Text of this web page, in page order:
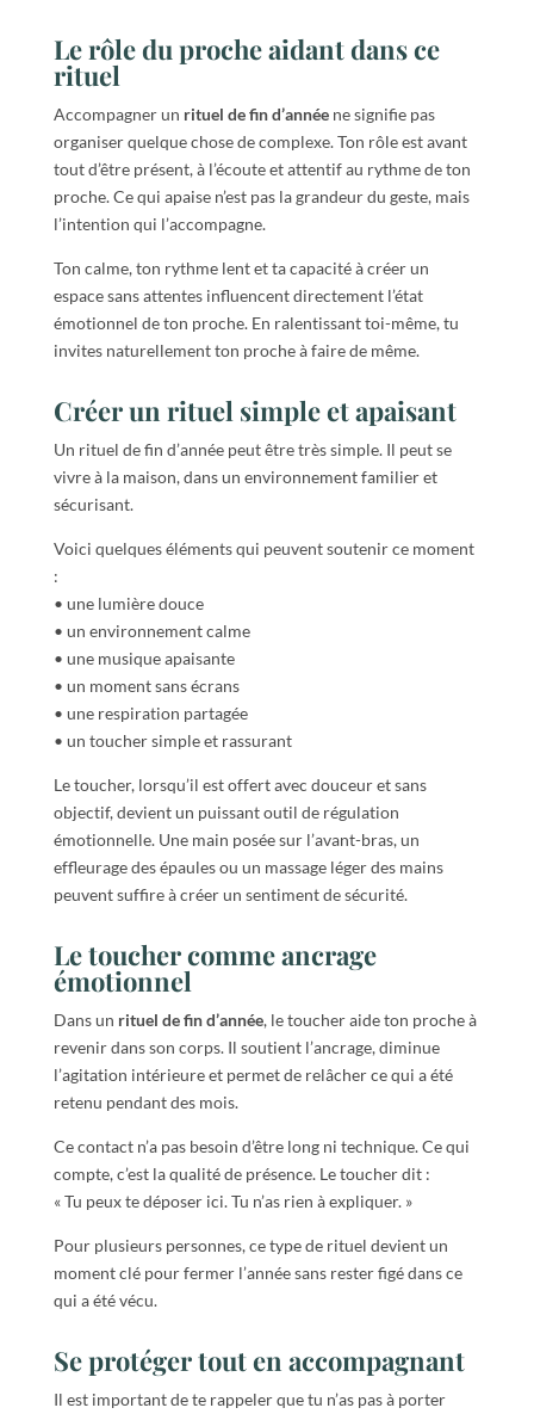
Le rôle du proche aidant dans ce
rituel
Accompagner un rituel de fin d’annéene signifie pas
organiser quelque chose de complexe. Ton rôle est avant
tout d’être présent, à l’écoute et attentif au rythme de ton
proche. Ce qui apaise n’est pas la grandeur du geste, mais
l’intention qui l’accompagne.
Ton calme, ton rythme lent et ta capacité à créer un
espace sans attentes influencent directement l’état
émotionnel de ton proche. En ralentissant toi-même, tu
invites naturellement ton proche à faire de même.
Créer un rituel simple et apaisant
Un rituel de fin d’année peut être très simple. Il peut se
vivre à la maison, dans un environnement familier et
sécurisant.
Voici quelques éléments qui peuvent soutenir ce moment
:
• une lumière douce
• un environnement calme
• une musique apaisante
• un moment sans écrans
• une respiration partagée
• un toucher simple et rassurant
Le toucher, lorsqu’il est offert avec douceur et sans
objectif, devient un puissant outil de régulation
émotionnelle. Une main posée sur l’avant-bras, un
effleurage des épaules ou un massage léger des mains
peuvent suffire à créer un sentiment de sécurité.
Le toucher comme ancrage
émotionnel
Dans un rituel de fin d’année, le toucher aide ton proche à
revenir dans son corps. Il soutient l’ancrage, diminue
l’agitation intérieure et permet de relâcher ce qui a été
retenu pendant des mois.
Ce contact n’a pas besoin d’être long ni technique. Ce qui
compte, c’est la qualité de présence. Le toucher dit :
« Tu peux te déposer ici. Tu n’as rien à expliquer. »
Pour plusieurs personnes, ce type de rituel devient un
moment clé pour fermer l’année sans rester figé dans ce
qui a été vécu.
Se protéger tout en accompagnant
Il est important de te rappeler que tu n’as pas à porter